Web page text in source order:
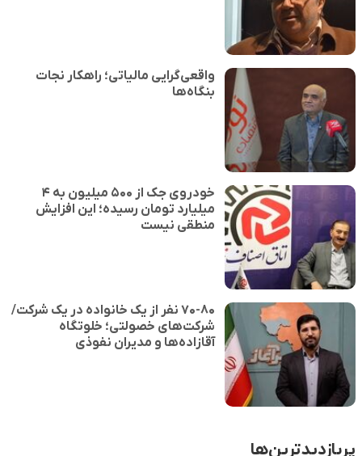
واقعی‌گرایی مالیاتی؛ راهکار نجات
بنگاه‌ها
خودروی جک از ۵۰۰ میلیون به ۴
میلیارد تومان رسیده؛ این افزایش
منطقی نیست
۷۰-۸۰ نفر از یک خانواده در یک شرکت/
شرکت‌های خصولتی؛ خلوتگاه
آقازاده‌ها و مدیران نفوذی
پربازدیدترین‌ها